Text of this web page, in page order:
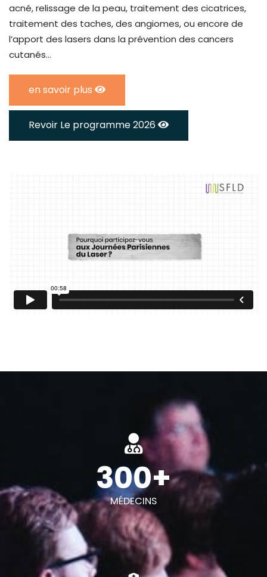
acné, relissage de la peau, traitement des cicatrices,
traitement des taches, des angiomes, ou encore de
l’apport des lasers dans la prévention des cancers
cutanés...
en savoir plus
Revoir Le programme 2026
300+
MÉDECINS